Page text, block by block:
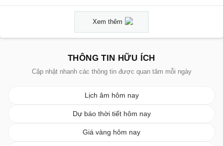
Xem thêm
THÔNG TIN HỮU ÍCH
Cập nhật nhanh các thông tin được quan tâm mỗi ngày
Lịch âm hôm nay
Dự báo thời tiết hôm nay
Giá vàng hôm nay